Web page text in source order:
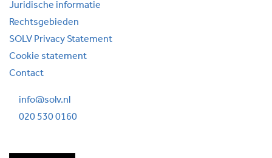
Juridische informatie
Rechtsgebieden
SOLV Privacy Statement
Cookie statement
Contact
info@solv.nl
020 530 0160